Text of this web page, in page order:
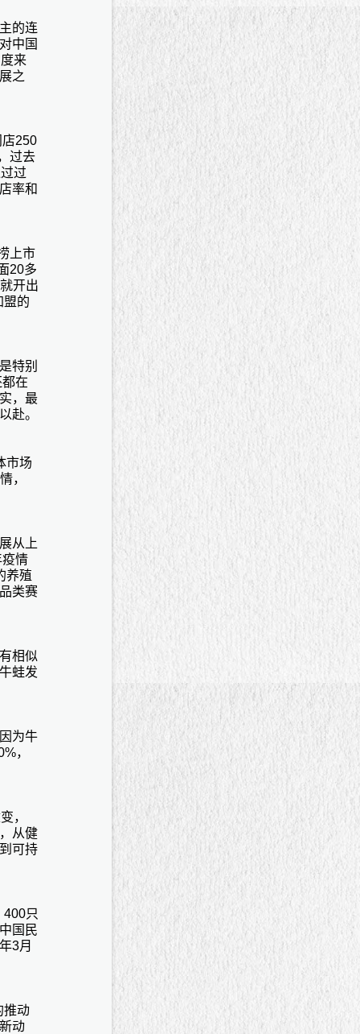
的连
中国
来
之
250
过去
过
率和
上市
20多
开出
盟的
特别
在
，最
赴。
市场
，
从上
情
养殖
类赛
相似
蛙发
为牛
，
，
从健
可持
只
国民
3月
推动
动